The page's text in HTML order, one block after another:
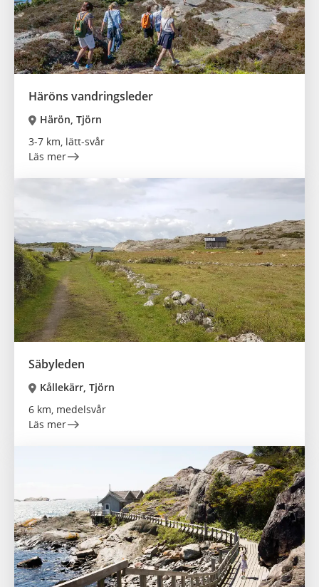
Häröns vandringsleder
Härön, Tjörn
3-7 km, lätt-svår
Läs mer
Säbyleden
Kållekärr, Tjörn
6 km, medelsvår
Läs mer